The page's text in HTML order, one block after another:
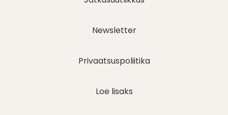
Newsletter
Privaatsuspoliitika
Loe lisaks